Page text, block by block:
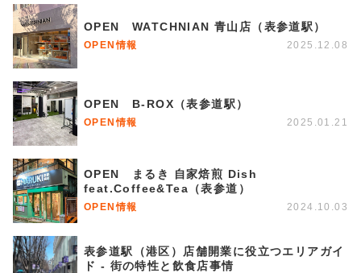
OPEN WATCHNIAN 青山店（表参道駅）
OPEN情報 2025.12.08
OPEN B-ROX（表参道駅）
OPEN情報 2025.01.21
OPEN まるき 自家焙煎 Dish
feat.Coffee&Tea（表参道）
OPEN情報 2024.10.03
表参道駅（港区）店舗開業に役立つエリアガイ
ド - 街の特性と飲食店事情